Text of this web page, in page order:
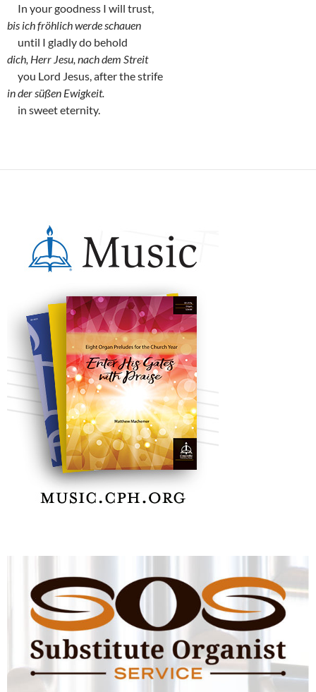
In your goodness I will trust,
bis ich fröhlich werde schauen
until I gladly do behold
dich, Herr Jesu, nach dem Streit
you Lord Jesus, after the strife
in der süßen Ewigkeit.
in sweet eternity.